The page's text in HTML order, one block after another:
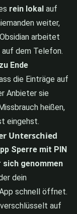
rein lokal auf
weiter,
arbeitet
dem Telefon.
Ende
die Einträge auf
Anbieter sie
heißen,
eingehst.
Unterschied
Sperre mit PIN
genommen
dein
schnell öffnet.
auf